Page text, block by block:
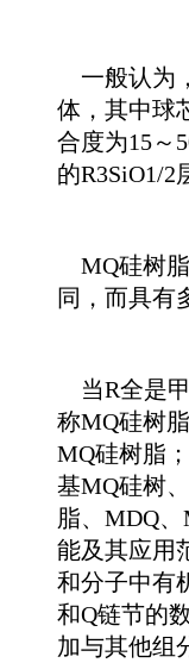
一般认为
体，其中球
合度为15～
的R3SiO1/2
MQ硅树脂
同，而具有
当R全是
称MQ硅树
MQ硅树脂
基MQ硅树
脂、MDQ
能及其应用
和分子中有
和Q链节的
加与其他组